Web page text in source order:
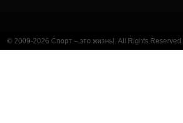
© 2009-2026 Спорт – это жизнь!. All Rights Reserved.